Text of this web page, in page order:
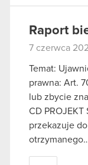
Raport
7 czerwca
Temat:
prawna: Art.
lub zbycie
CD
przekazuje